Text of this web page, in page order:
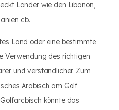
Länder wie den Libanon,
ab.
Land oder eine bestimmte
Verwendung des richtigen
und verständlicher. Zum
Arabisch am Golf
könnte das